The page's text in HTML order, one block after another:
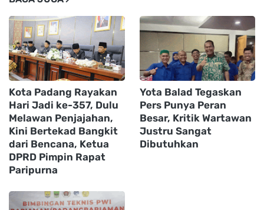
Kota Padang Rayakan
Hari Jadi ke-357, Dulu
Melawan Penjajahan,
Kini Bertekad Bangkit
dari Bencana, Ketua
DPRD Pimpin Rapat
Paripurna
Yota Balad Tegaskan
Pers Punya Peran
Besar, Kritik Wartawan
Justru Sangat
Dibutuhkan